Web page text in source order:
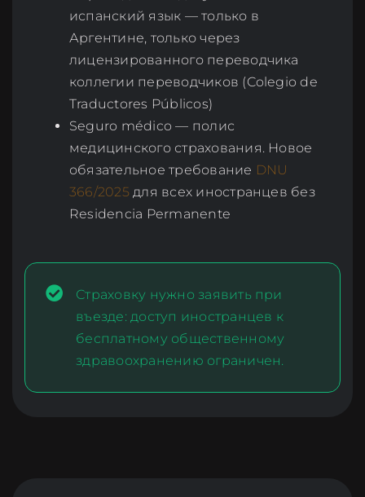
испанский язык — только в
Аргентине, только через
лицензированного переводчика
коллегии переводчиков (Colegio de
Traductores Públicos)
Seguro médico — полис
медицинского страхования. Новое
обязательное требование DNU
366/2025 для всех иностранцев без
Residencia Permanente
Страховку нужно заявить при
въезде: доступ иностранцев к
бесплатному общественному
здравоохранению ограничен.